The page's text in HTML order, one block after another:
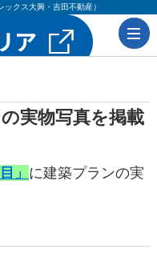
クス大興・吉田不動産）
実物写真を掲載
」 に建築プランの実